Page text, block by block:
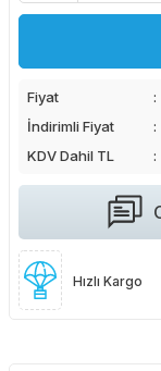
Fiyat
İndirimli Fiyat
KDV Dahil TL
Hızlı Kargo